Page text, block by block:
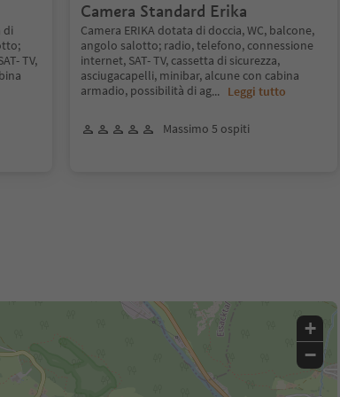
di
TV,
Camera Standard Erika
Camera ERIKA dotata di doccia, WC, balcone,
angolo salotto; radio, telefono, connessione
internet, SAT- TV, cassetta di sicurezza,
asciugacapelli, minibar, alcune con cabina
armadio, possibilità di ag... Leggi tutto
Massimo 5 ospiti
+
−